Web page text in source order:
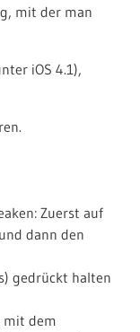
mit der man
iOS 4.1),
Zuerst auf
dann den
gedrückt halten
mit dem